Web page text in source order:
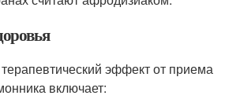
эффект от приема
включает: